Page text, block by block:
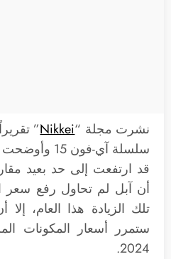
نشرت مجلة “Nikkei
”
سلسلة آي-فون
قد ارتفعت إلى حد بعيد
أن آبل لم تحاول رفع سعر
تلك الزيادة هذا العام، إلا
ستمرر أسعار المكونات
2024.